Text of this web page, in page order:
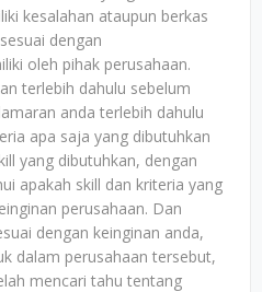
kesalahan ataupun berkas
dengan
oleh pihak perusahaan.
terlebih dahulu sebelum
anda terlebih dahulu
apa saja yang dibutuhkan
yang dibutuhkan, dengan
apakah skill dan kriteria yang
perusahaan. Dan
dengan keinginan anda,
dalam perusahaan tersebut,
mencari tahu tentang